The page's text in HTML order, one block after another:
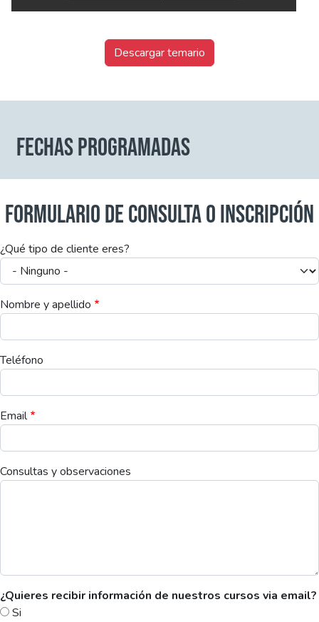
Descargar temario
FECHAS PROGRAMADAS
FORMULARIO DE CONSULTA O INSCRIPCIÓN
¿Qué tipo de cliente eres?
Nombre y apellido
Teléfono
Email
Consultas y observaciones
¿Quieres recibir información de nuestros cursos via email?
Si